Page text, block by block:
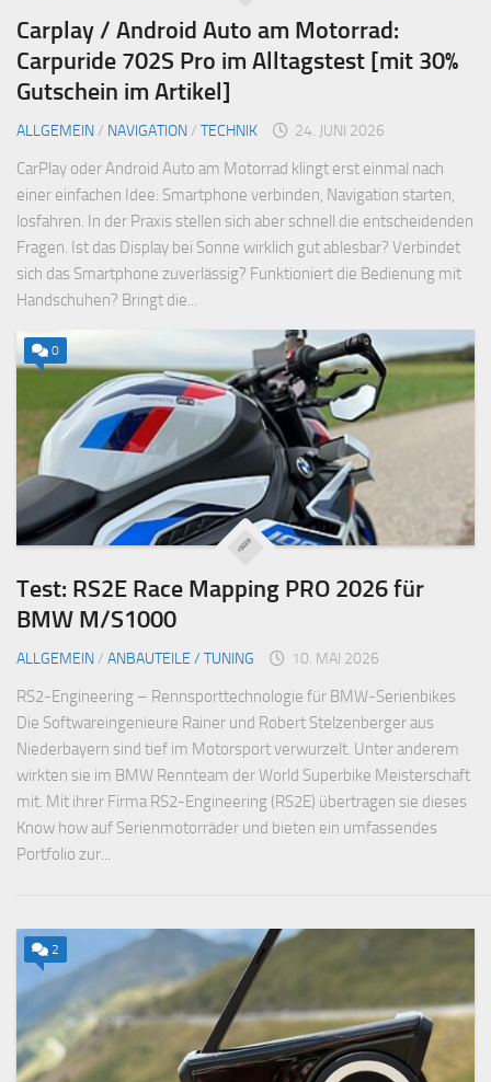
Carplay / Android Auto am Motorrad:
Carpuride 702S Pro im Alltagstest [mit 30%
Gutschein im Artikel]
ALLGEMEIN/ NAVIGATION/ TECHNIK 24. JUNI 2026
CarPlay oder Android Auto am Motorrad klingt erst einmal nach
einer einfachen Idee: Smartphone verbinden, Navigation starten,
losfahren. In der Praxis stellen sich aber schnell die entscheidenden
Fragen. Ist das Display bei Sonne wirklich gut ablesbar? Verbindet
sich das Smartphone zuverlässig? Funktioniert die Bedienung mit
Handschuhen? Bringt die...
0
Test: RS2E Race Mapping PRO 2026 für
BMW M/S1000
ALLGEMEIN/ ANBAUTEILE / TUNING 10. MAI 2026
RS2-Engineering – Rennsporttechnologie für BMW-Serienbikes
Die Softwareingenieure Rainer und Robert Stelzenberger aus
Niederbayern sind tief im Motorsport verwurzelt. Unter anderem
wirkten sie im BMW Rennteam der World Superbike Meisterschaft
mit. Mit ihrer Firma RS2-Engineering (RS2E) übertragen sie dieses
Know how auf Serienmotorräder und bieten ein umfassendes
Portfolio zur...
2